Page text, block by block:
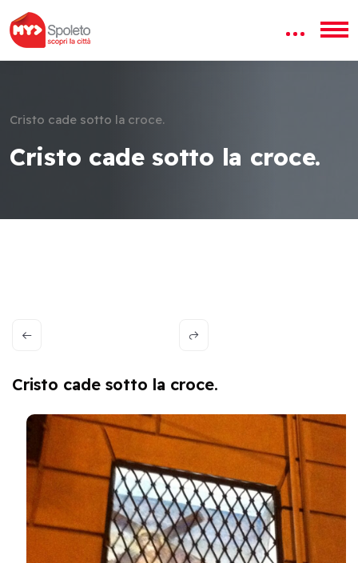
Cristo cade sotto la croce.
Cristo cade sotto la croce.
Cristo cade sotto la croce.